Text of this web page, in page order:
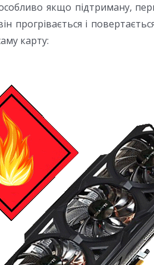
якщо підтриману,
прогрівається і
карту: